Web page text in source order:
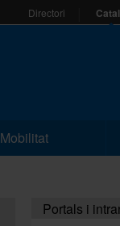
Directori
Mobilitat
Portals i